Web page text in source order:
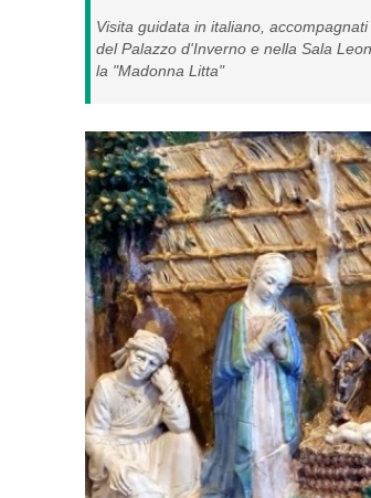
Visita guidata in italiano,
del Palazzo d'Inverno e nella Sala
la "Madonna Litta"